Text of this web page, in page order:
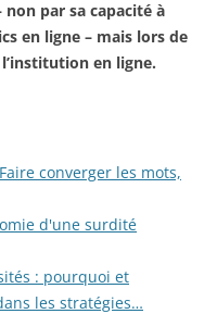
par sa capacité à
en ligne – mais lors de
en ligne.
converger les mots,
d'une surdité
: pourquoi et
les stratégies…